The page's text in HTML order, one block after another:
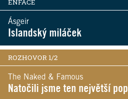
ENFACE
Ásgeir
Islandský miláček
ROZHOVOR 1/2
The Naked & Famous
Natočili jsme ten největší pop